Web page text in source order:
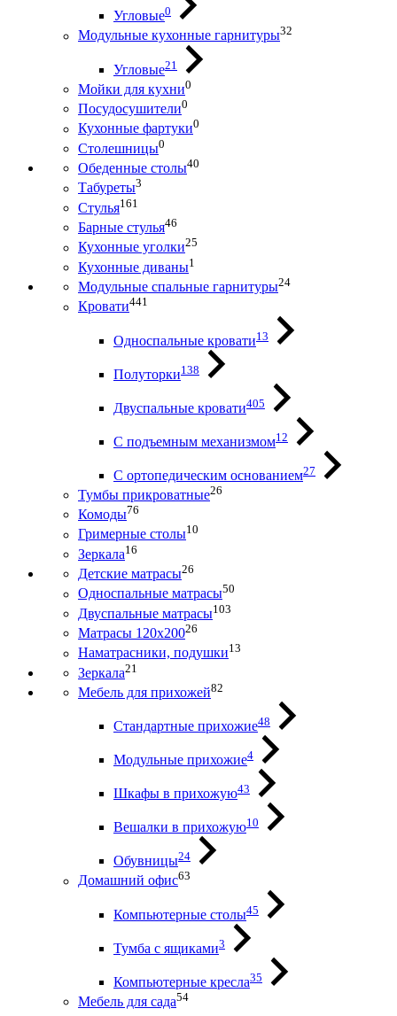
Угловые0
Модульные кухонные гарнитуры32
Угловые21
Мойки для кухни0
Посудосушители0
Кухонные фартуки0
Столешницы0
Обеденные столы40
Табуреты3
Стулья161
Барные стулья46
Кухонные уголки25
Кухонные диваны1
Модульные спальные гарнитуры24
Кровати441
Односпальные кровати13
Полуторки138
Двуспальные кровати405
С подъемным механизмом12
С ортопедическим основанием27
Тумбы прикроватные26
Комоды76
Гримерные столы10
Зеркала16
Детские матрасы26
Односпальные матрасы50
Двуспальные матрасы103
Матрасы 120х20026
Наматрасники, подушки13
Зеркала21
Мебель для прихожей82
Стандартные прихожие48
Модульные прихожие4
Шкафы в прихожую43
Вешалки в прихожую10
Обувницы24
Домашний офис63
Компьютерные столы45
Тумба с ящиками3
Компьютерные кресла35
Мебель для сада54